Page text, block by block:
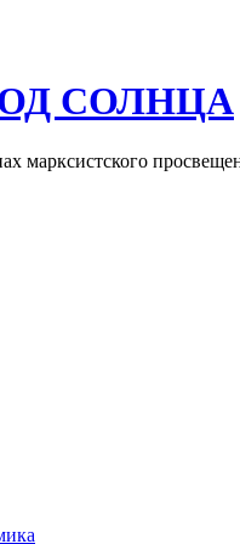
СОЛНЦА
марксистского